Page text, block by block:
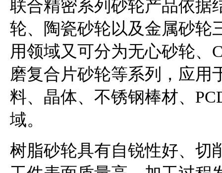
联合精密系列砂轮产品依据
轮、陶瓷砂轮以及金属砂轮
用领域又可分为无心砂轮、
磨复合片砂轮等系列，应用
料、晶体、不锈钢棒材、
域。
树脂砂轮具有自锐性好、切